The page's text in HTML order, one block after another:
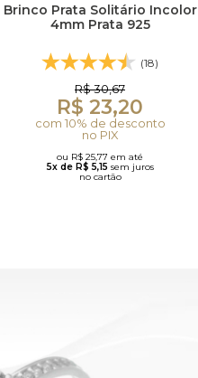
Brinco Prata Solitário Incolor
4mm Prata 925
(18)
R$ 30,67
R$ 23,20
com 10% de desconto
no PIX
ou R$ 25,77 em até
5x de R$ 5,15 sem juros
no cartão